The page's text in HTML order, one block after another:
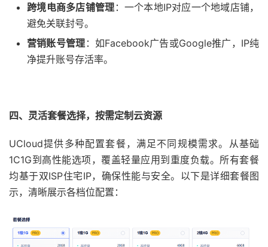
跨境电商多店铺管理 ​：一个本地IP对应一个地域店铺，
避免关联封号。
营销账号管理 ​：如Facebook广告或Google推广，IP纯
净提升账号存活率。
四、灵活套餐选择，按需定制云资源
UCloud提供多种配置套餐，满足不同规模需求。从基础
1C1G到高性能选项，覆盖轻量应用到重度负载。所有套餐
均基于双ISP住宅IP，确保性能与安全。以下是详细套餐图
示，清晰展示各档位配置：